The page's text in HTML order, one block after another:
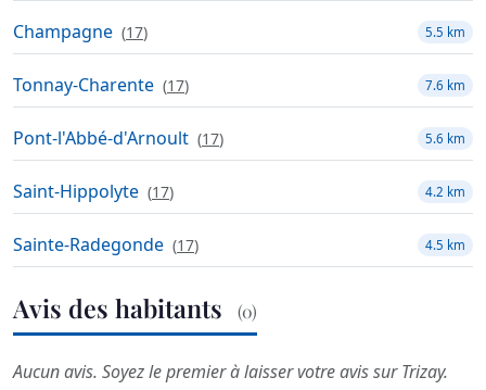
Champagne (17) 5.5 km
Tonnay-Charente (17) 7.6 km
Pont-l'Abbé-d'Arnoult (17) 5.6 km
Saint-Hippolyte (17) 4.2 km
Sainte-Radegonde (17) 4.5 km
Avis des habitants (0)
Aucun avis. Soyez le premier à laisser votre avis sur Trizay.